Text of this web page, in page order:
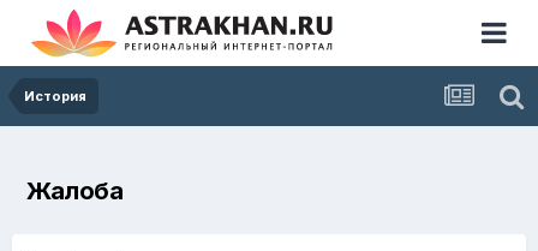
История
Жалоба